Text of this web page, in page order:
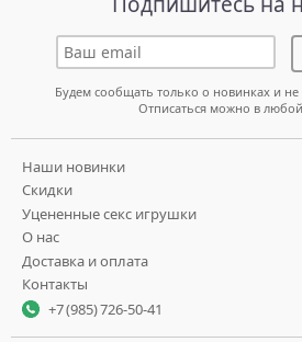
Будем сообщать только о новинках и не
Отписаться можно в
Наши новинки
Скидки
Уцененные секс игрушки
О нас
Доставка и оплата
Контакты
+7 (985) 726-50-41